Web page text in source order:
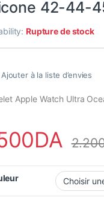
42-44-
Rupture de stock
Ajouter à la liste d’envies
Apple Watch Ultra
DA